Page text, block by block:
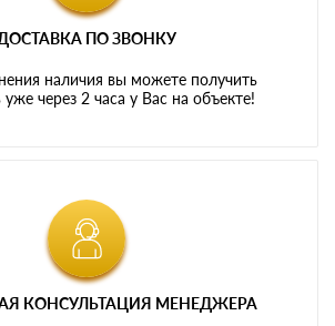
ПО ЗВОНКУ
наличия вы можете получить
уже через 2 часа у Вас на объекте!
КОНСУЛЬТАЦИЯ МЕНЕДЖЕРА